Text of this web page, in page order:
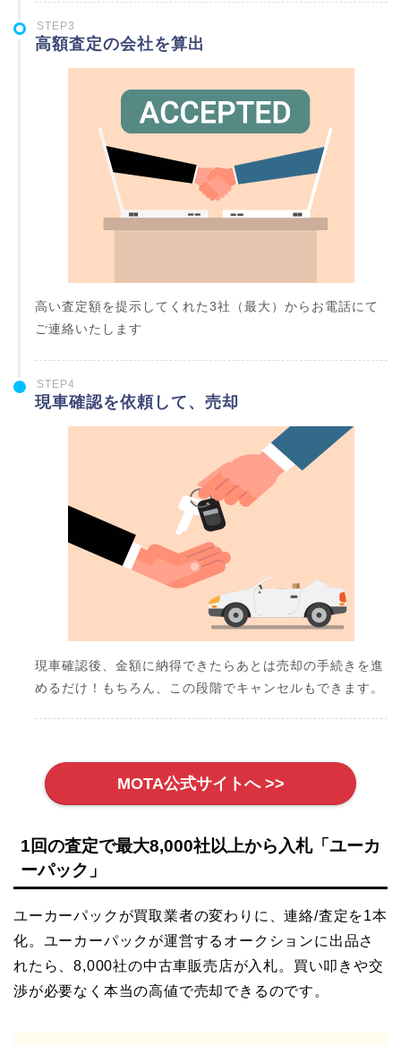
STEP3
高額査定の会社を算出
高い査定額を提示してくれた3社（最大）からお電話にて
ご連絡いたします
STEP4
現車確認を依頼して、売却
現車確認後、金額に納得できたらあとは売却の手続きを進
めるだけ！もちろん、この段階でキャンセルもできます。
MOTA公式サイトへ >>
1回の査定で最大8,000社以上から入札「ユーカ
ーパック」
ユーカーパックが買取業者の変わりに、連絡/査定を1本
化。ユーカーパックが運営するオークションに出品さ
れたら、8,000社の中古車販売店が入札。買い叩きや交
渉が必要なく本当の高値で売却できるのです。